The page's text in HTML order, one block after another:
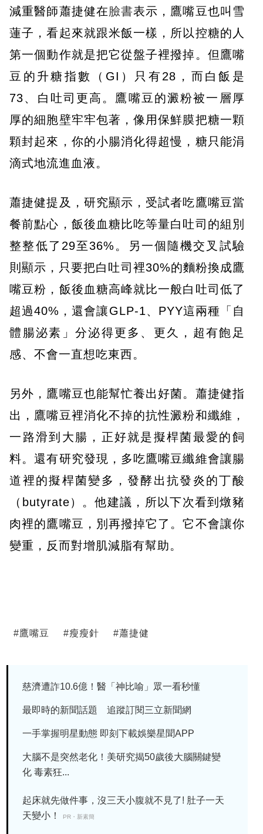
減重醫師蕭捷健在臉書表示，鷹嘴豆也叫雪
蓮子，看起來就跟米飯一樣，所以控糖的人
第一個動作就是把它從盤子裡撥掉。但鷹嘴
豆的升糖指數（GI）只有28，而白飯是
73、白吐司更高。鷹嘴豆的澱粉被一層厚
厚的細胞壁牢牢包著，像用保鮮膜把糖一顆
顆封起來，你的小腸消化得超慢，糖只能涓
滴式地流進血液。
蕭捷健提及，研究顯示，受試者吃鷹嘴豆當
餐前點心，飯後血糖比吃等量白吐司的組別
整整低了29至36%。另一個隨機交叉試驗
則顯示，只要把白吐司裡30%的麵粉換成鷹
嘴豆粉，飯後血糖高峰就比一般白吐司低了
超過40%，還會讓GLP-1、PYY這兩種「自
體腸泌素」分泌得更多、更久，超有飽足
感、不會一直想吃東西。
另外，鷹嘴豆也能幫忙養出好菌。蕭捷健指
出，鷹嘴豆裡消化不掉的抗性澱粉和纖維，
一路滑到大腸，正好就是擬桿菌最愛的飼
料。還有研究發現，多吃鷹嘴豆纖維會讓腸
道裡的擬桿菌變多，發酵出抗發炎的丁酸
（butyrate）。他建議，所以下次看到燉豬
肉裡的鷹嘴豆，別再撥掉它了。它不會讓你
變重，反而對增肌減脂有幫助。
#鷹嘴豆 #瘦瘦針 #蕭捷健
慈濟遭詐10.6億！醫「神比喻」眾一看秒懂
最即時的新聞話題 追蹤訂閱三立新聞網
一手掌握明星動態 即刻下載娛樂星聞APP
大腦不是突然老化！美研究揭50歲後大腦關鍵變
化 毒素狂...
起床就先做件事，沒三天小腹就不見了! 肚子一天
天變小！
PR・新素簡